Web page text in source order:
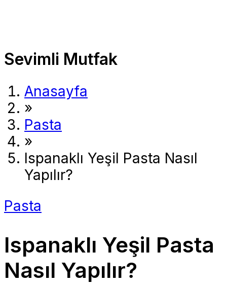
Sevimli Mutfak
Anasayfa
»
Pasta
»
Ispanaklı Yeşil Pasta Nasıl
Yapılır?
Pasta
Ispanaklı Yeşil Pasta
Nasıl Yapılır?